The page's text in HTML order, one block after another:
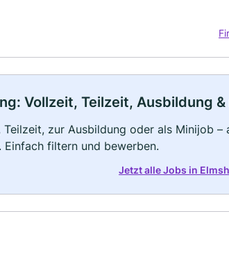
Vollzeit, Teilzeit, Ausbildung
zur Ausbildung oder als Minijob –
Einfach filtern und bewerben.
Jetzt alle Jobs in